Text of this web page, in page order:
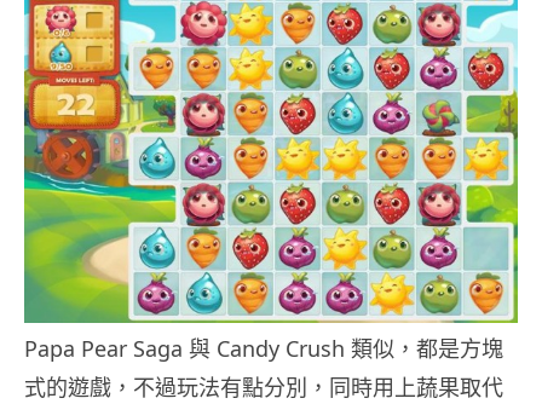
Papa Pear Saga 與 Candy Crush 類似，都是方塊
式的遊戲，不過玩法有點分別，同時用上蔬果取代